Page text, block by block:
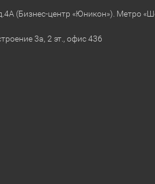
(Бизнес-центр «Юникон»). Метро
3а, 2 эт., офис 436